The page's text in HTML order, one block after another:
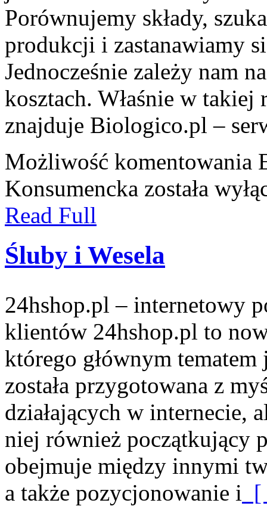
Porównujemy składy,
produkcji i zastanawiamy
Jednocześnie zależy nam
kosztach. Właśnie w
znajduje Biologico.pl –
Możliwość komentowania
Konsumencka została
Read Full
Śluby i Wesela
24hshop.pl – internetowy
klientów 24hshop.pl to
którego głównym
została przygotowana z
działających w internecie,
niej również początkujący
obejmuje między innymi
a także pozycjonowanie i [